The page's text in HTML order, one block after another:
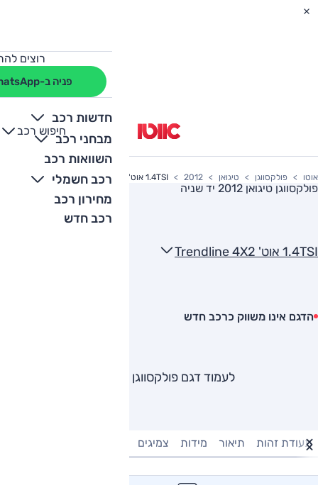
רוצים
פניה ב-WhatsApp
חדשות רכב
מבחני רכב
השוואות רכב
רכב חשמלי
מחירון רכב
רכב חדש
חיפוש רכב
+
-
אוטו פולקסווגן טיגואן 2012 1.4TSI אוט' Trendline 4X2
פולקסווגן טיגואן 2012 יד שניה
1.4TSI אוט' Trendline 4X2
הדגם אינו משווק כרכב חדש
לעמוד דגם פולקסווגן טיגואן
תעודת זהות תיאור מידות צמיגים